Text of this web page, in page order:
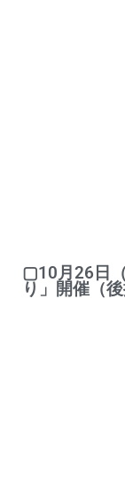
▢10月26日
り」開催（